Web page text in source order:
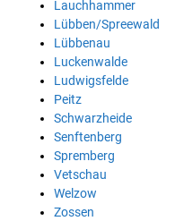
Lauchhammer
Lübben/Spreewald
Lübbenau
Luckenwalde
Ludwigsfelde
Peitz
Schwarzheide
Senftenberg
Spremberg
Vetschau
Welzow
Zossen